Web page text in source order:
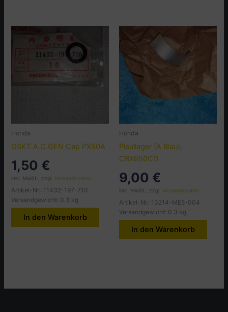
Honda
GSKT.A.C.GEN Cap PX50A
1,50 €
inkl. MwSt., zzgl.Versandkosten
Artikel-Nr.: 11432-197-710
Versandgewicht: 0.3 kg
In den Warenkorb
Honda
Pleullager (A Blau),
CBX650CD
9,00 €
inkl. MwSt., zzgl. Versandkosten
Artikel-Nr.: 13214-ME5-004
Versandgewicht: 0.3 kg
In den Warenkorb